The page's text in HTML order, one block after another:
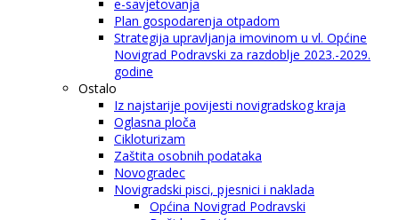
e-savjetovanja
Plan gospodarenja otpadom
Strategija upravljanja imovinom u vl. Općine
Novigrad Podravski za razdoblje 2023.-2029.
godine
Ostalo
Iz najstarije povijesti novigradskog kraja
Oglasna ploča
Cikloturizam
Zaštita osobnih podataka
Novogradec
Novigradski pisci, pjesnici i naklada
Općina Novigrad Podravski